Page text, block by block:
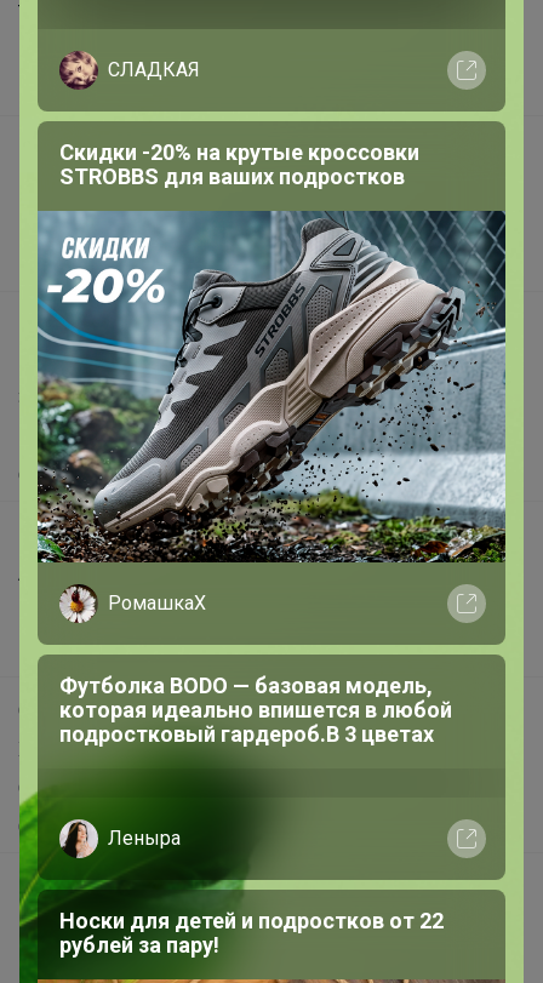
Торговые марки
Наша команда
В наличии
Подарочные сертификаты
Реклама на сайте
Поставщикам
Вакансии
support@24-ok.ru
Написать в поддержку
Защита покупателя
Помощь
О нас
Все предложения
Анонсы
Новости
Поддержка альпак
Самое выгодное
Хиты продаж
Самое желанное
Самое быстрое
Начать зарабатывать с 24-ok
Picabox.ru - Лучшее место для ваших изображений
Розыгрыш - Генератор случайных чисел
СЛАДКАЯ
Скидки -20% на крутые кроссовки
STROBBS для ваших подростков
РомашкаХ
Футболка BODO — базовая модель,
которая идеально впишется в любой
подростковый гардероб.В 3 цветах
Леныра
Носки для детей и подростков от 22
рублей за пару!